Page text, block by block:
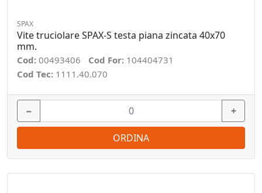
SPAX
Vite truciolare SPAX-S testa piana zincata 40x70
mm.
Cod: 00493406 Cod For: 104404731
Cod Tec: 1111.40.070
− +
ORDINA